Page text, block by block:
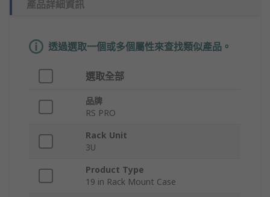
產品詳細資訊
透過選取一個或多個屬性來查找類似產品。
選取全部
品牌
RS PRO
Rack Unit
3U
Product Type
19 in Rack Mount Case